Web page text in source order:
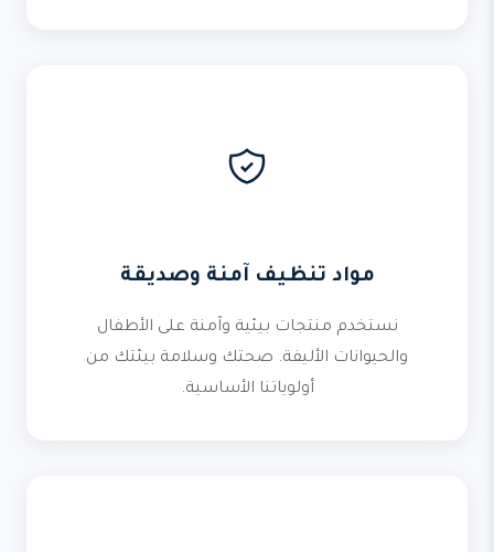
مواد تنظيف آمنة وصديقة
نستخدم منتجات بيئية وآمنة على الأطفال
والحيوانات الأليفة. صحتك وسلامة بيئتك من
أولوياتنا الأساسية.